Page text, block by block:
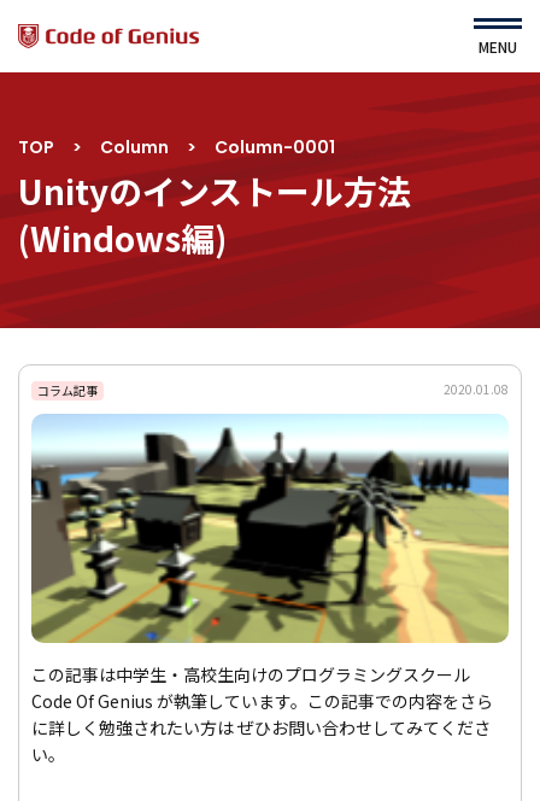
MENU
HOME
コース・カリキュラム
About Us
運営会社
コース一覧 ｾﾙﾌスタディ詳細
TOP > Column > Column-0001
Unityのインストール方法
(Windows編)
コラム記事 2020.01.08
この記事は中学生・高校生向けのプログラミングスクール
Code Of Genius が執筆しています。この記事での内容をさら
に詳しく勉強されたい方は ぜひお問い合わせしてみてくださ
い。